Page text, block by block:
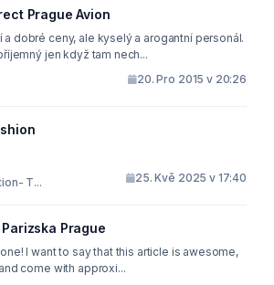
Prague Avion
dobré ceny, ale kyselý a arogantní personál.
jen když tam nech...
20. Pro 2015 v 20:26
T... 25. Kvě 2025 v 17:40
Prague
I want to say that this article is awesome,
and come with approxi...